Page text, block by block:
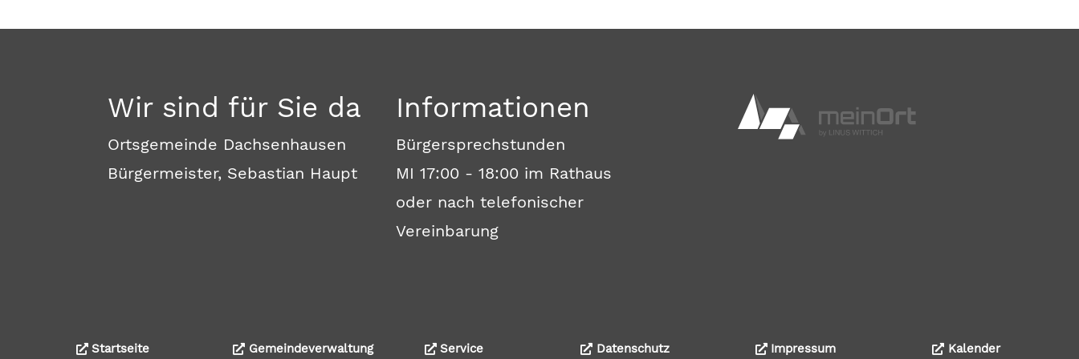
Wir sind für Sie da
Ortsgemeinde Dachsenhausen
Bürgermeister, Sebastian Haupt
Informationen
Bürgersprechstunden
MI 17:00 - 18:00 im Rathaus
oder nach telefonischer
Vereinbarung
Startseite Gemeindeverwaltung Service Datenschutz Impressum Kalender